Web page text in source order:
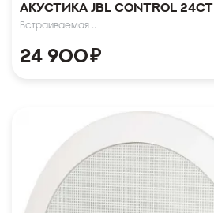
акустика JBL CONTROL 24CT
Встраиваемая ..
24 900₽